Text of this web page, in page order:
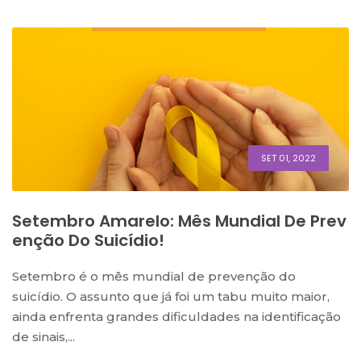
SET 01, 2022
Setembro Amarelo: Mês Mundial De Prev
Enção Do Suicídio!
Setembro é o mês mundial de prevenção do
suicídio. O assunto que já foi um tabu muito maior,
ainda enfrenta grandes dificuldades na identificação
de sinais,...